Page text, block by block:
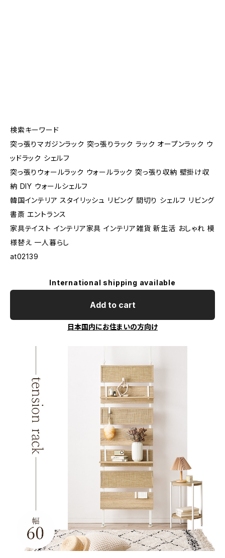
検索キーワード
突っ張りマガジンラック 突っ張りラック ラック オープンラック ウ
ッドラック シェルフ
突っ張りウォールラック ウォールラック 突っ張り収納 壁掛け収
納 DIY ウォールシェルフ
韓国インテリア スタイリッシュ リビング 間切り シェルフ リビング
書斎 エントランス
家具テイスト インテリア家具 インテリア雑貨 新生活 おしゃれ 模
様替え 一人暮らし
at02139
International shipping available
Add to cart
日本国内にお住まいの方向け